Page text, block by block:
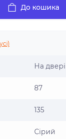
До кошика
На двері
87
135
Сірий